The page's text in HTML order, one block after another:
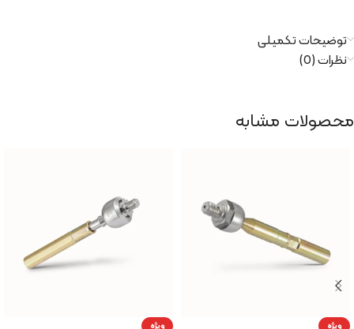
توضیحات تکمیلی
نظرات (0)
محصولات مشابه
ویژه ویژه